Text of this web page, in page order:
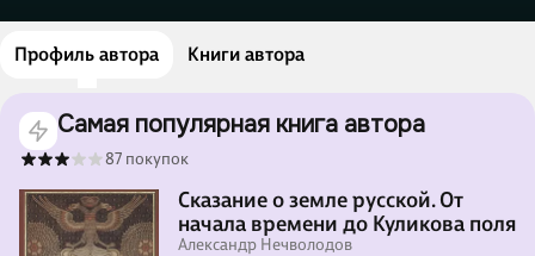
Профиль автора Книги автора
Самая популярная книга автора
87 покупок
Сказание о земле русской. От
начала времени до Куликова поля
Александр Нечволодов